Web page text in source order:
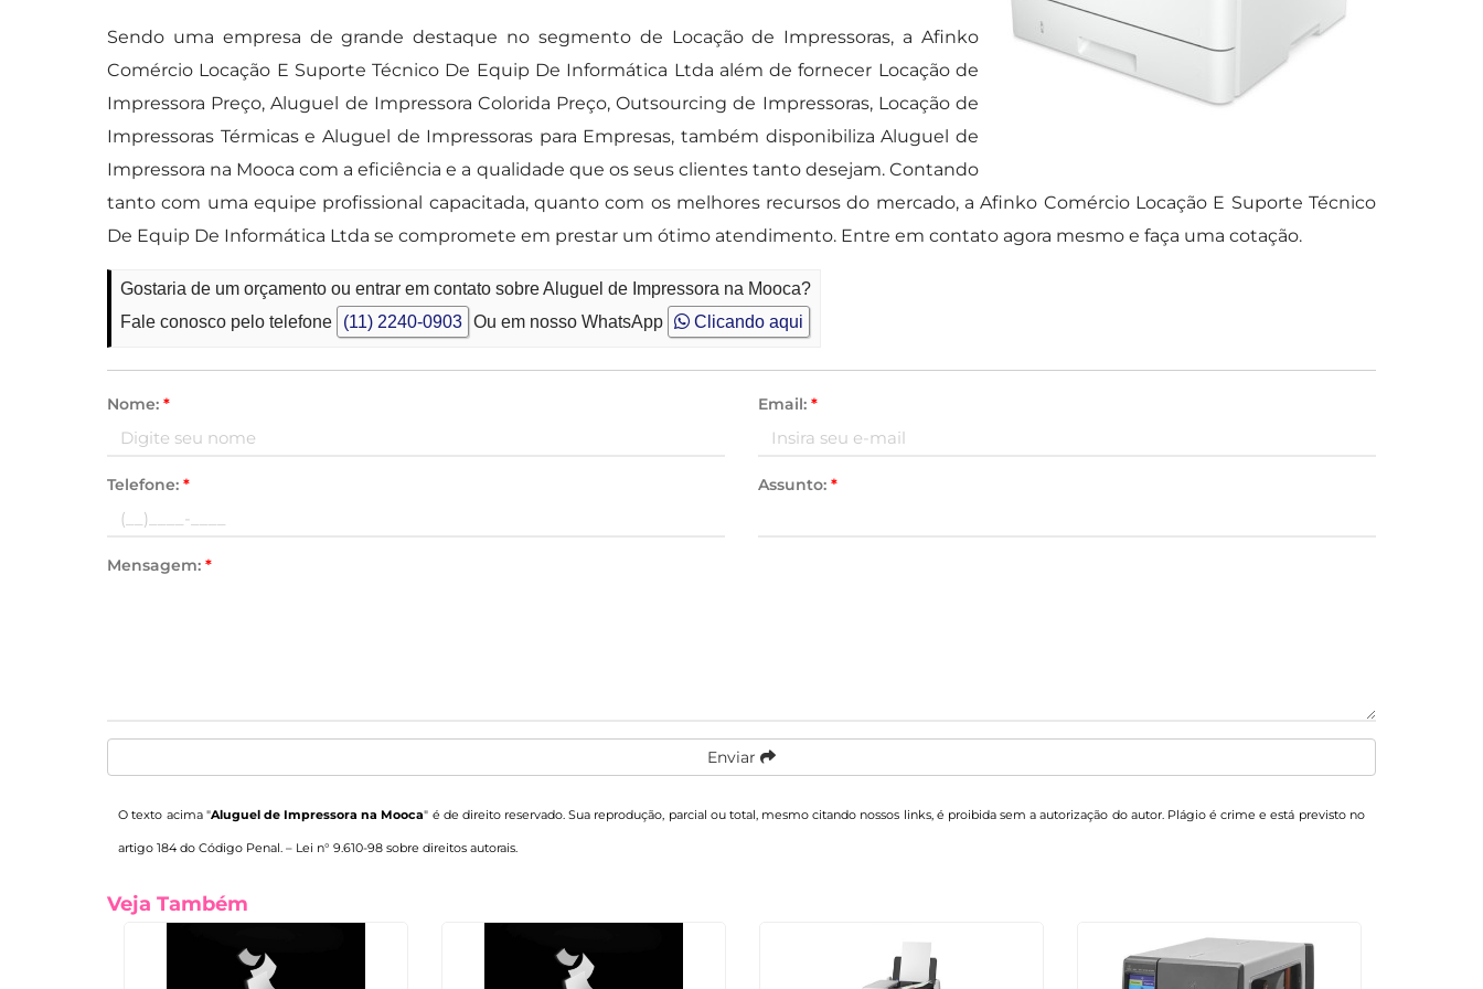
Sendo uma empresa de grande destaque no segmento de Locação de Impressoras, a Afinko
Comércio Locação E Suporte Técnico De Equip De Informática Ltda além de fornecer Locação de
Impressora Preço, Aluguel de Impressora Colorida Preço, Outsourcing de Impressoras, Locação de
Impressoras Térmicas e Aluguel de Impressoras para Empresas, também disponibiliza Aluguel de
Impressora na Mooca com a eficiência e a qualidade que os seus clientes tanto desejam. Contando
tanto com uma equipe profissional capacitada, quanto com os melhores recursos do mercado, a Afinko Comércio Locação E Suporte Técnico
De Equip De Informática Ltda se compromete em prestar um ótimo atendimento. Entre em contato agora mesmo e faça uma cotação.
Gostaria de um orçamento ou entrar em contato sobre Aluguel de Impressora na Mooca?
Fale conosco pelo telefone
(11) 2240-0903 Ou em nosso WhatsApp Clicando aqui
Nome:* Email: *
Telefone:* Assunto: *
Mensagem:*
Enviar
O texto acima "Aluguel de Impressora na Mooca" é de direito reservado. Sua reprodução, parcial ou total, mesmo citando nossos links, é proibida sem a autorização do autor. Plágio é crime e está previsto no
artigo 184 do Código Penal. – Lei n° 9.610-98 sobre direitos autorais.
Veja Também